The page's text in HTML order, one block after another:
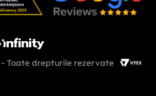
Toate drepturile rezervate